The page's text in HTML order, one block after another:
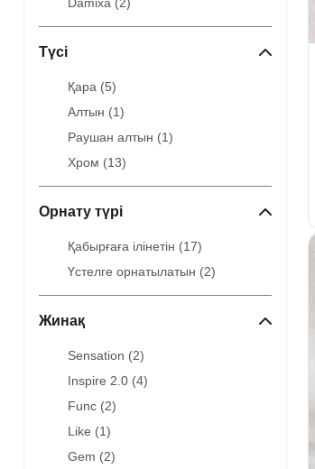
Damixa (2)
Түсі
Қара (5)
Алтын (1)
Раушан алтын (1)
Хром (13)
Орнату түрі
Қабырғаға ілінетін (17)
Үстелге орнатылатын (2)
Жинақ
Sensation (2)
Inspire 2.0 (4)
Func (2)
Like (1)
Gem (2)